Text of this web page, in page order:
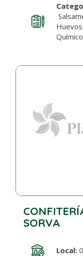
SORVA
Local: